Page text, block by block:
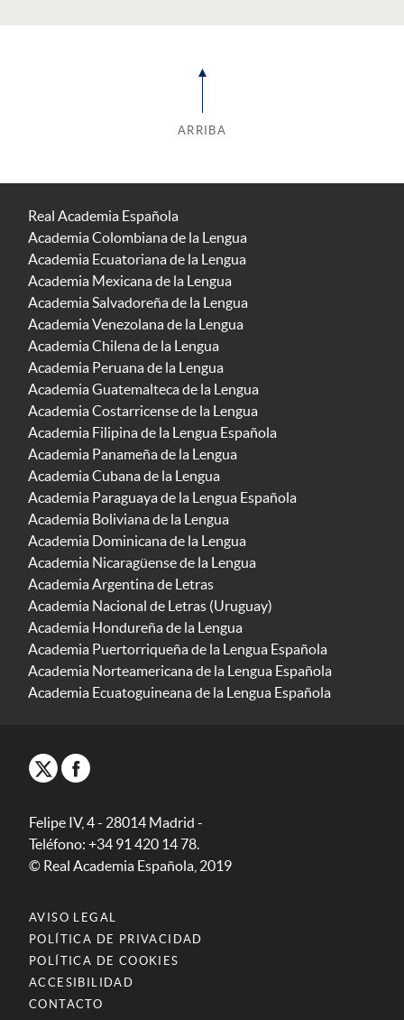
ARRIBA
Real Academia Española
Academia Colombiana de la Lengua
Academia Ecuatoriana de la Lengua
Academia Mexicana de la Lengua
Academia Salvadoreña de la Lengua
Academia Venezolana de la Lengua
Academia Chilena de la Lengua
Academia Peruana de la Lengua
Academia Guatemalteca de la Lengua
Academia Costarricense de la Lengua
Academia Filipina de la Lengua Española
Academia Panameña de la Lengua
Academia Cubana de la Lengua
Academia Paraguaya de la Lengua Española
Academia Boliviana de la Lengua
Academia Dominicana de la Lengua
Academia Nicaragüense de la Lengua
Academia Argentina de Letras
Academia Nacional de Letras (Uruguay)
Academia Hondureña de la Lengua
Academia Puertorriqueña de la Lengua Española
Academia Norteamericana de la Lengua Española
Academia Ecuatoguineana de la Lengua Española
Felipe IV, 4 - 28014 Madrid -
Teléfono: +34 91 420 14 78.
© Real Academia Española, 2019
AVISO LEGAL
POLÍTICA DE PRIVACIDAD
POLÍTICA DE COOKIES
ACCESIBILIDAD
CONTACTO